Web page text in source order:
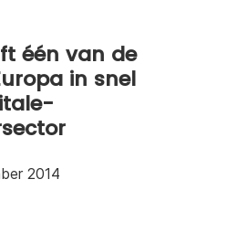
één van de
in snel
2014